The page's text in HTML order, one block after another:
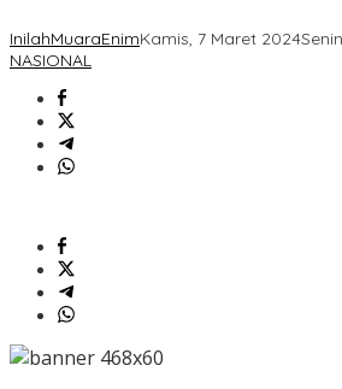
InilahMuaraEnimKamis, 7 Maret 2024
NASIONAL